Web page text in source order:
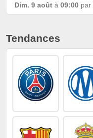
Dim. 9 août à 09:00 par
Tendances